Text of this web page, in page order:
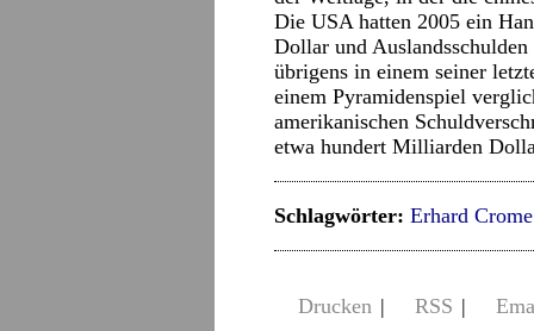
Die USA hatten 2005 ein
Dollar und
übrigens in einem seiner
einem Pyramidenspiel
amerikanischen
etwa hundert Milliarden
Schlagwörter: Erhard Crome
Drucken | RSS |